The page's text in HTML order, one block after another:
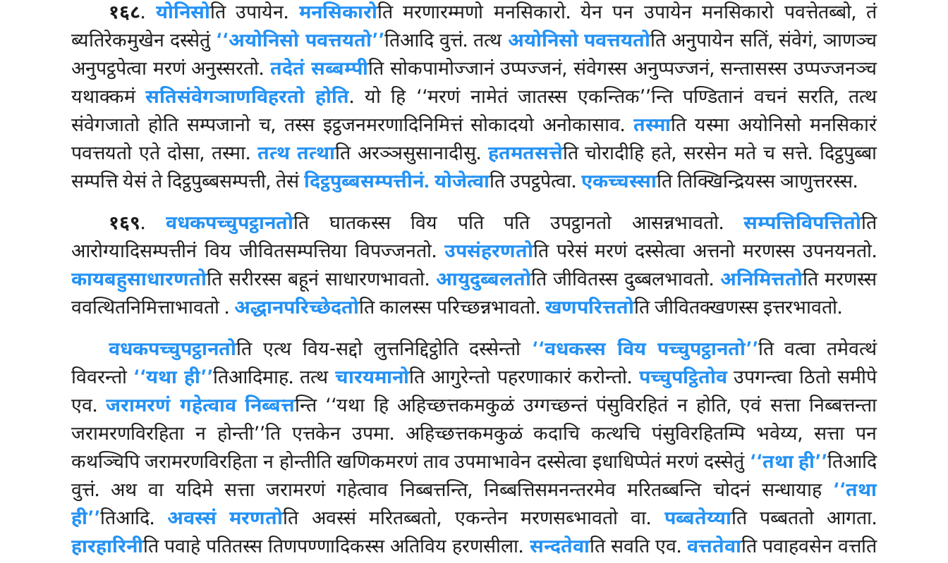
१६८. योनिसोति उपायेन. मनसिकारोति मरणारम्मणो मनसिकारो. येन पन उपायेन मनसिकारो पवत्तेतब्बो, तं
ब्यतिरेकमुखेन दस्सेतुं ‘‘अयोनिसो पवत्तयतो’’तिआदि वुत्तं. तत्थ अयोनिसो पवत्तयतोति अनुपायेन सतिं, संवेगं, ञाणञ्च
अनुपट्ठपेत्वा मरणं अनुस्सरतो.तदेतं सब्बम्पीति सोकपामोज्जानं उप्पज्जनं, संवेगस्स अनुप्पज्जनं, सन्तासस्स उप्पज्जनञ्च
यथाक्कमंसतिसंवेगञाणविहरतो होति. यो हि ‘‘मरणं नामेतं जातस्स एकन्तिक’’न्ति पण्डितानं वचनं सरति, तत्थ
संवेगजातो होति सम्पजानो च, तस्स इट्ठजनमरणादिनिमित्तं सोकादयो अनोकासाव.तस्माति यस्मा अयोनिसो मनसिकारं
पवत्तयतो एते दोसा, तस्मा. तत्थ तत्थाति अरञ्ञसुसानादीसु. हतमतसत्तेति चोरादीहि हते, सरसेन मते च सत्ते. दिट्ठपुब्बा
सम्पत्ति येसं ते दिट्ठपुब्बसम्पत्ती, तेसंदिट्ठपुब्बसम्पत्तीनं. योजेत्वाति उपट्ठपेत्वा. एकच्चस्साति तिक्खिन्द्रियस्स ञाणुत्तरस्स.
१६९. वधकपच्चुपट्ठानतोति घातकस्स विय पति पति उपट्ठानतो आसन्नभावतो.सम्पत्तिविपत्तितोति
आरोग्यादिसम्पत्तीनं विय जीवितसम्पत्तिया विपज्जनतो. उपसंहरणतोति परेसं मरणं दस्सेत्वा अत्तनोमरणस्स उपनयनतो.
कायबहुसाधारणतोति सरीरस्स बहूनं साधारणभावतो. आयुदुब्बलतोति जीवितस्स दुब्बलभावतो. अनिमित्ततोति मरणस्स
ववत्थितनिमित्ताभावतो . अद्धानपरिच्छेदतोति कालस्स परिच्छन्नभावतो. खणपरित्ततोति जीवितक्खणस्स इत्तरभावतो.
वधकपच्चुपट्ठानतोति एत्थ विय-सद्दो लुत्तनिद्दिट्ठोति दस्सेन्तो ‘‘वधकस्स विय पच्चुपट्ठानतो’’ति वत्वा तमेवत्थं
विवरन्तो ‘‘यथा ही’’तिआदिमाह. तत्थ चारयमानोति आगुरेन्तो पहरणाकारं करोन्तो. पच्चुपट्ठितोवउपगन्त्वा ठितो समीपे
एव.जरामरणं गहेत्वाव निब्बत्तन्ति ‘‘यथा हि अहिच्छत्तकमकुळं उग्गच्छन्तं पंसुविरहितं न होति, एवं सत्ता निब्बत्तन्ता
जरामरणविरहिता न होन्ती’’ति एत्तकेन उपमा. अहिच्छत्तकमकुळं कदाचि कत्थचि पंसुविरहितम्पि भवेय्य, सत्ता पन
कथञ्चिपि जरामरणविरहिता न होन्तीति खणिकमरणं ताव उपमाभावेन दस्सेत्वा इधाधिप्पेतं मरणं दस्सेतुं ‘‘तथा ही’’तिआदि
वुत्तं. अथ वा यदिमे सत्ता जरामरणं गहेत्वाव निब्बत्तन्ति, निब्बत्तिसमनन्तरमेव मरितब्बन्ति चोदनं सन्धायाह ‘‘तथा
ही’’तिआदि. अवस्सं मरणतोति अवस्सं मरितब्बतो, एकन्तेन मरणसब्भावतो वा. पब्बतेय्याति पब्बततो आगता.
हारहारिनीति पवाहे पतितस्स तिणपण्णादिकस्स अतिविय हरणसीला. सन्दतेवाति सवति एव. वत्ततेवाति पवाहवसेन वत्तति